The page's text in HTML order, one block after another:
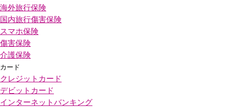
海外旅行保険
国内旅行傷害保険
スマホ保険
傷害保険
介護保険
カード
クレジットカード
デビットカード
インターネットバンキング